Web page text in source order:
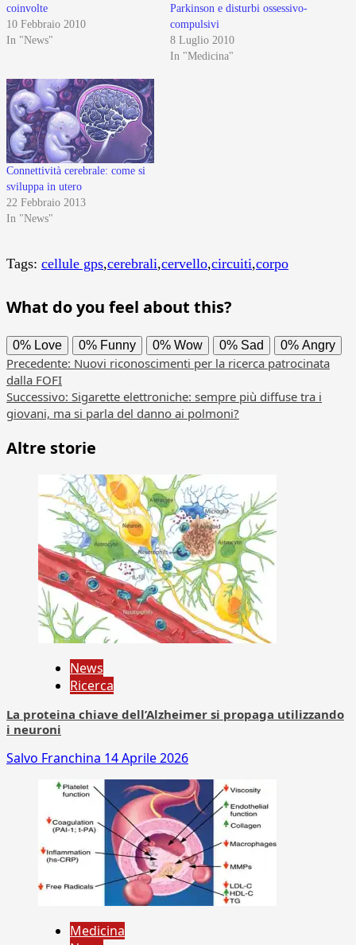
coinvolte
10 Febbraio 2010
In "News"
Parkinson e disturbi ossessivo-
compulsivi
8 Luglio 2010
In "Medicina"
Connettività cerebrale: come si
sviluppa in utero
22 Febbraio 2013
In "News"
Tags: cellule gps,cerebrali,cervello,circuiti,corpo
What do you feel about this?
0% Love 0% Funny 0% Wow 0% Sad 0% Angry
Navigazione
articolo
Precedente: Nuovi riconoscimenti per la ricerca patrocinata
dalla FOFI
Successivo: Sigarette elettroniche: sempre più diffuse tra i
giovani, ma si parla del danno ai polmoni?
Altre storie
News
Ricerca
La proteina chiave dell’Alzheimer si propaga utilizzando
i neuroni
Salvo Franchina 14 Aprile 2026
Medicina